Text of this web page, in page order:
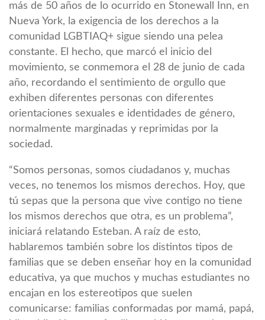
más de 50 años de lo ocurrido en Stonewall Inn, en
Nueva York, la exigencia de los derechos a la
comunidad LGBTIAQ+ sigue siendo una pelea
constante. El hecho, que marcó el inicio del
movimiento, se conmemora el 28 de junio de cada
año, recordando el sentimiento de orgullo que
exhiben diferentes personas con diferentes
orientaciones sexuales e identidades de género,
normalmente marginadas y reprimidas por la
sociedad.
“Somos personas, somos ciudadanos y, muchas
veces, no tenemos los mismos derechos. Hoy, que
tú sepas que la persona que vive contigo no tiene
los mismos derechos que otra, es un problema”,
iniciará relatando Esteban. A raíz de esto,
hablaremos también sobre los distintos tipos de
familias que se deben enseñar hoy en la comunidad
educativa, ya que muchos y muchas estudiantes no
encajan en los estereotipos que suelen
comunicarse: familias conformadas por mamá, papá,